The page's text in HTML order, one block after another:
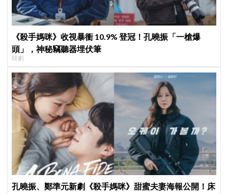
《殺手媽咪》收視暴衝 10.9% 登冠！孔曉振「一槍爆
頭」，神秘竊聽器埋伏筆
韓劇
孔曉振、鄭準元新劇《殺手媽咪》甜蜜夫妻海報公開！床